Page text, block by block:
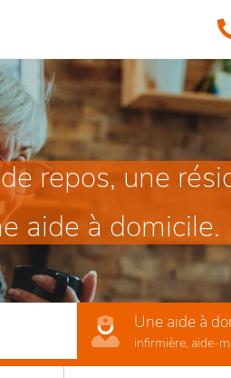
repos, une
aide à domicile.
Une aide à
infirmière, aide-